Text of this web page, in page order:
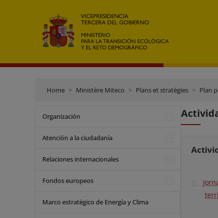
Home Ministère Miteco Plans et stratégies Plan
Organización
Atención a la ciudadanía
Relaciones internacionales
Fondos europeos
Marco estratégico de Energía y Clima